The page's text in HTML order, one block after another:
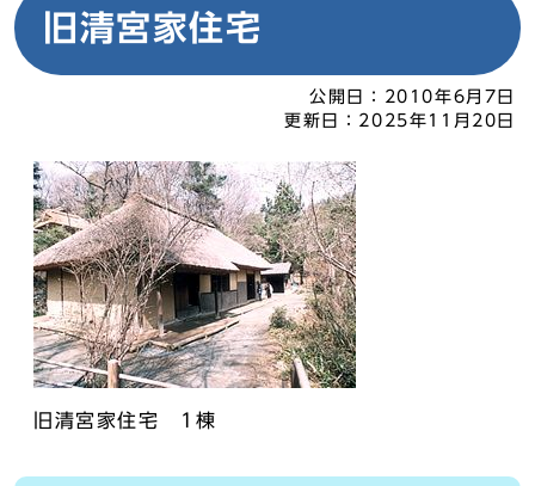
旧清宮家住宅
公開日：
2010年6月7日
更新日： 2025年11月20日
旧清宮家住宅 1棟